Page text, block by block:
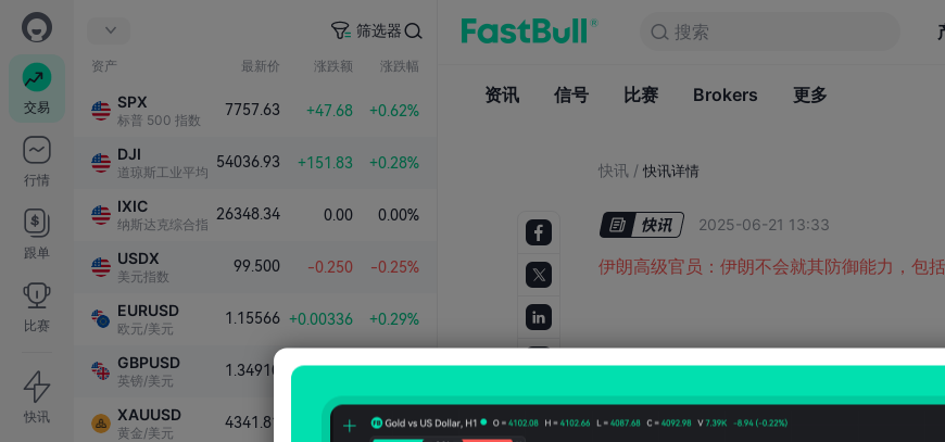
交易
行情
跟单
比赛
快讯
筛选器
资产 最新价 涨跌额 涨跌幅
SPX
标普 500 指数
7757.63 +47.68 +0.62%
DJI
道琼斯工业平均指数
54036.93 +151.83 +0.28%
IXIC
纳斯达克综合指数
26348.34 0.00 0.00%
USDX
美元指数
99.500 -0.250 -0.25%
EURUSD
欧元/美元
1.15566 +0.00336 +0.29%
GBPUSD
英镑/美元
1.34910 +0.00383
XAUUSD
黄金/美元
4341.81 +101.79 +2.40%
搜索
资讯 信号
搜索
资讯 信号 比赛 Brokers 更多
快讯 / 快讯详情
2025-06-21 13:33
伊朗高级官员：伊朗不会就其防御能力，包